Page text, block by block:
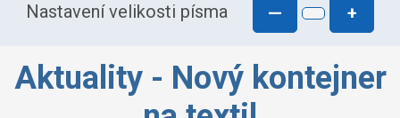
Nastavení velikosti písma — +
Aktuality - Nový kontejner